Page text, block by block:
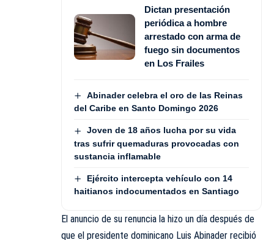
Dictan presentación
periódica a hombre
arrestado con arma de
fuego sin documentos
en Los Frailes
Abinader celebra el oro de las Reinas
del Caribe en Santo Domingo 2026
Joven de 18 años lucha por su vida
tras sufrir quemaduras provocadas con
sustancia inflamable
Ejército intercepta vehículo con 14
haitianos indocumentados en Santiago
El anuncio de su renuncia la hizo un día después de
que el presidente dominicano Luis Abinader recibió